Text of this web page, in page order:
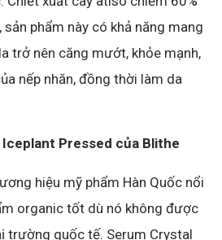
phẩm này có khả năng mang
trở nên căng mướt, khỏe mạnh,
nếp nhăn, đồng thời làm da
Pressed của Blithe
hiệu mỹ phẩm Hàn Quốc nổi
organic tốt dù nó không được
trường quốc tế. Serum Crystal